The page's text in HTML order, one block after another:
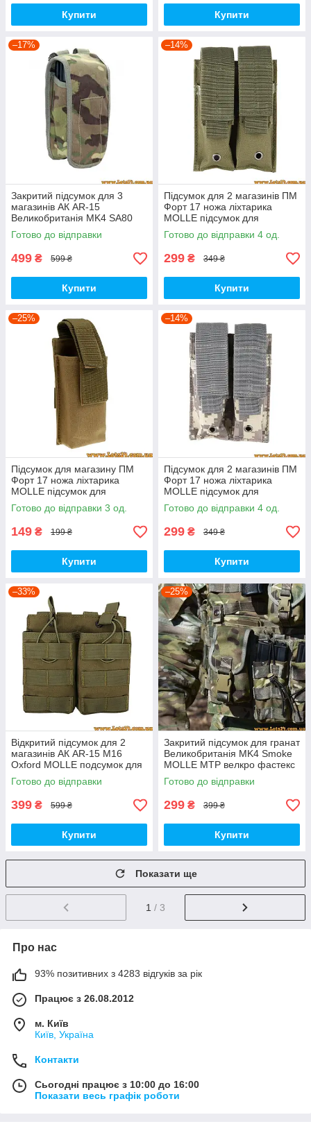
Купити Купити
–17%
Закритий підсумок для 3
магазинів АК AR-15
Великобританія MK4 SA80
MOLLE MTP подсумок АК
МОЛЛЕ Мультикам Multicam
Готово до відправки
499 ₴ 599 ₴
Купити
–14%
Підсумок для 2 магазинів ПМ
Форт 17 ножа ліхтарика
MOLLE підсумок для
магазина ПМ Олива
Готово до відправки 4 од.
299 ₴ 349 ₴
Купити
–25%
Підсумок для магазину ПМ
Форт 17 ножа ліхтарика
MOLLE підсумок для
магазина Пісок Койот Сoyote
Готово до відправки 3 од.
149 ₴ 199 ₴
Купити
–14%
Підсумок для 2 магазинів ПМ
Форт 17 ножа ліхтарика
MOLLE підсумок для
магазина ПМ Цифра ACU
PAT
Готово до відправки 4 од.
299 ₴ 349 ₴
Купити
–33%
Відкритий підсумок для 2
магазинів АК AR-15 M16
Oxford MOLLE подсумок для
магазину АК 74 Олива
Готово до відправки
399 ₴ 599 ₴
Купити
–25%
Закритий підсумок для гранат
Великобританія MK4 Smoke
MOLLE MTP велкро фастекс
МОЛЛЕ Мультикам Multicam
Готово до відправки
299 ₴ 399 ₴
Купити
Показати ще
1 / 3
Про нас
93% позитивних з 4283 відгуків за рік
Працює з 26.08.2012
м. Київ
Київ, Україна
Контакти
Сьогодні працює з 10:00 до 16:00
Показати весь графік роботи